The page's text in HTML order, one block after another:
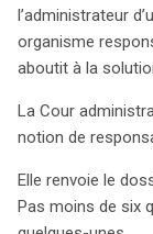
l’administrateur
organisme
aboutit à la
La Cour
notion de
Elle renvoie le
Pas moins de six